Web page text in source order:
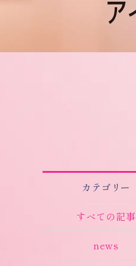
カテゴリー
すべての記事
news